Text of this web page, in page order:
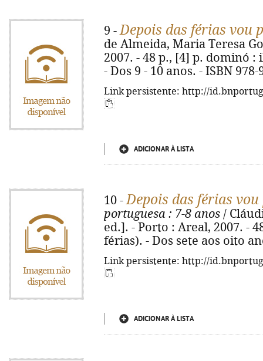
9 -Depois das férias vou
de Almeida, Maria Teresa
2007. - 48 p., [4] p. dominó :
- Dos 9 - 10 anos. - ISBN 978-
Link persistente: http://
ADICIONAR À LISTA
10 -Depois das férias vou
portuguesa : 7-8 anos /
ed.]. - Porto : Areal, 2007. -
férias). - Dos sete aos oito
Link persistente: http://
ADICIONAR À LISTA